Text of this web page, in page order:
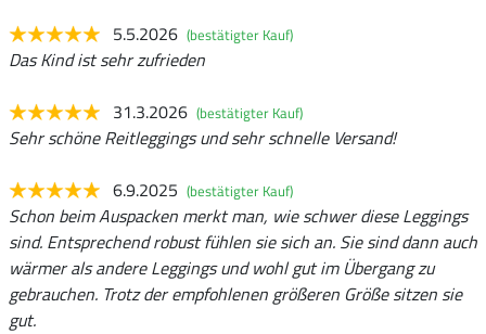
5.5.2026 (bestätigter Kauf)
Das Kind ist sehr zufrieden
31.3.2026 (bestätigter Kauf)
Sehr schöne Reitleggings und sehr schnelle Versand!
6.9.2025 (bestätigter Kauf)
Schon beim Auspacken merkt man, wie schwer diese Leggings
sind. Entsprechend robust fühlen sie sich an. Sie sind dann auch
wärmer als andere Leggings und wohl gut im Übergang zu
gebrauchen. Trotz der empfohlenen größeren Größe sitzen sie
gut.